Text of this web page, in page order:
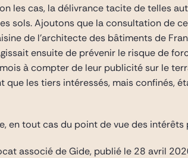
les cas, la délivrance tacite de telles
sols. Ajoutons que la consultation de
de l’architecte des bâtiments de
ensuite de prévenir le risque de
à compter de leur publicité sur le
les tiers intéressés, mais confinés,
en tout cas du point de vue des intérêts
associé de Gide, publié le 28 avril